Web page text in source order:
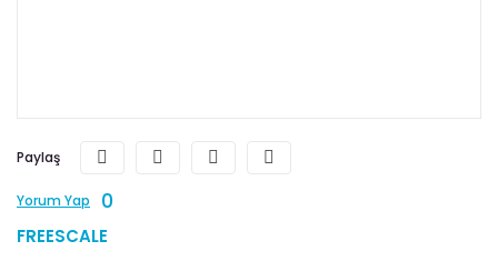
Paylaş
Yorum Yap 0
FREESCALE